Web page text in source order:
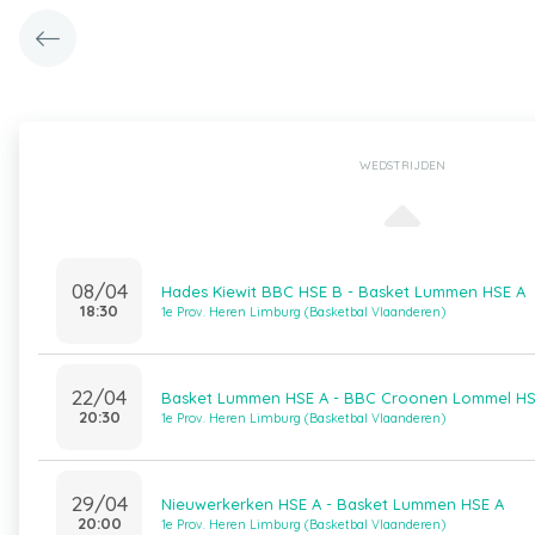
WEDSTRIJDEN
08/04
18:30
Hades Kiewit BBC HSE B - Basket Lummen HSE A
1e Prov. Heren Limburg (Basketbal Vlaanderen)
22/04
20:30
Basket Lummen HSE A - BBC Croonen Lommel
1e Prov. Heren Limburg (Basketbal Vlaanderen)
29/04
20:00
Nieuwerkerken HSE A - Basket Lummen HSE A
1e Prov. Heren Limburg (Basketbal Vlaanderen)